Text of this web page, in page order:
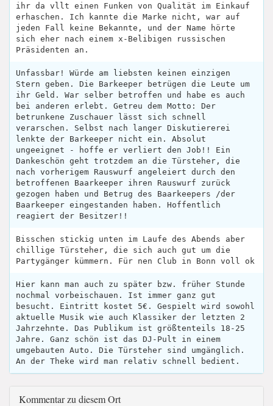
ihr da vllt einen Funken von Qualität im Einkauf
erhaschen. Ich kannte die Marke nicht, war auf
jeden Fall keine Bekannte, und der Name hörte
sich eher nach einem x-Belibigen russischen
Präsidenten an.
Unfassbar! Würde am liebsten keinen einzigen
Stern geben. Die Barkeeper betrügen die Leute um
ihr Geld. War selber betroffen und habe es auch
bei anderen erlebt. Getreu dem Motto: Der
betrunkene Zuschauer lässt sich schnell
verarschen. Selbst nach langer Diskutiererei
lenkte der Barkeeper nicht ein. Absolut
ungeeignet - hoffe er verliert den Job!! Ein
Dankeschön geht trotzdem an die Türsteher, die
nach vorherigem Rauswurf angeleiert durch den
betroffenen Baarkeeper ihren Rauswurf zurück
gezogen haben und Betrug des Baarkeepers /der
Baarkeeper eingestanden haben. Hoffentlich
reagiert der Besitzer!!
Bisschen stickig unten im Laufe des Abends aber
chillige Türsteher, die sich auch gut um die
Partygänger kümmern. Für nen Club in Bonn voll ok
Hier kann man auch zu später bzw. früher Stunde
nochmal vorbeischauen. Ist immer ganz gut
besucht. Eintritt kostet 5€. Gespielt wird sowohl
aktuelle Musik wie auch Klassiker der letzten 2
Jahrzehnte. Das Publikum ist größtenteils 18-25
Jahre. Ganz schön ist das DJ-Pult in einem
umgebauten Auto. Die Türsteher sind umgänglich.
An der Theke wird man relativ schnell bedient.
Kommentar zu diesem Ort